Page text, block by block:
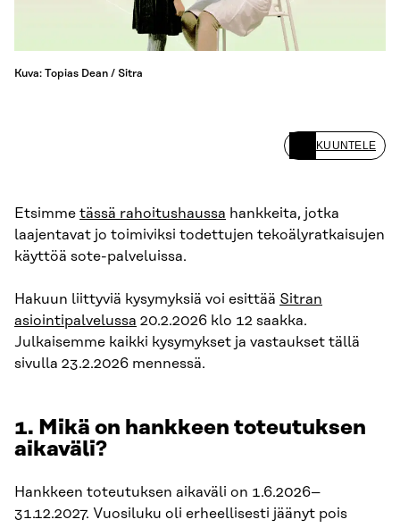
Kuva: Topias Dean / Sitra
KUUNTELE
Etsimme tässä rahoitushaussa hankkeita, jotka
laajentavat jo toimiviksi todettujen tekoälyratkaisujen
käyttöä sote-palveluissa.
Hakuun liittyviä kysymyksiä voi esittää Sitran
asiointipalvelussa 20.2.2026 klo 12 saakka.
Julkaisemme kaikki kysymykset ja vastaukset tällä
sivulla 23.2.2026 mennessä.
1. Mikä on hankkeen toteutuksen
aikaväli?
Hankkeen toteutuksen aikaväli on 1.6.2026–
31.12.2027. Vuosiluku oli erheellisesti jäänyt pois